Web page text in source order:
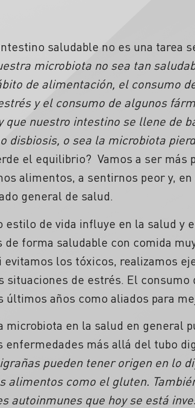
saludable no es una tarea
microbiota no sea tan
de alimentación, el consumo
y el consumo de algunos
nuestro intestino se llene de
disbiosis, o sea la microbiota
el equilibrio? Vamos a ser más
alimentos, a sentirnos peor y,
general de salud.
de vida influye en la salud y
forma saludable con comida
los tóxicos, realizamos
situaciones de estrés. El
últimos años como aliados para
en la salud en general
más allá del tubo
pueden tener origen en lo
alimentos como el gluten.
autoinmunes que hoy se está